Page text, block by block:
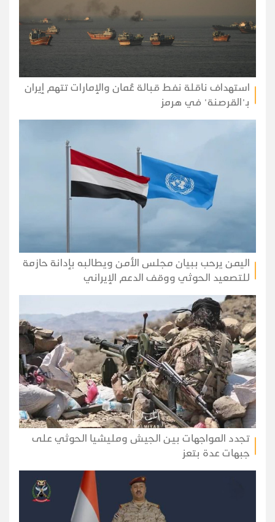
استهداف ناقلة نفط قبالة عُمان والإمارات تتهم إيران
بـ"القرصنة" في هرمز
اليمن يرحب ببيان مجلس الأمن ويطالبه بإدانة حازمة
للتصعيد الحوثي ووقف الدعم الإيراني
تجدد المواجهات بين الجيش ومليشيا الحوثي على
جبهات عدة بتعز